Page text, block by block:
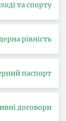
та спорту
рівність
паспорт
договори